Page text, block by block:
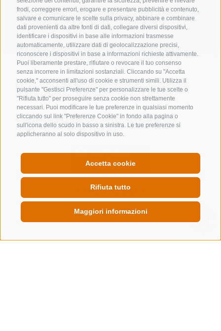
frodi, correggere errori, erogare e presentare pubblicità e contenuto,
salvare e comunicare le scelte sulla privacy, abbinare e combinare
dati provenienti da altre fonti di dati, collegare diversi dispositivi,
identificare i dispositivi in base alle informazioni trasmesse
automaticamente, utilizzare dati di geolocalizzazione precisi,
riconoscere i dispositivi in base a informazioni richieste attivamente.
Puoi liberamente prestare, rifiutare o revocare il tuo consenso
senza incorrere in limitazioni sostanziali. Cliccando su "Accetta
cookie," acconsenti all'uso di cookie e strumenti simili. Utilizza il
pulsante "Gestisci Preferenze" per personalizzare le tue scelte o
"Rifiuta tutto" per proseguire senza cookie non strettamente
necessari. Puoi modificare le tue preferenze in qualsiasi momento
cliccando sul link "Preferenze Cookie" in fondo alla pagina o
sull'icona dello scudo in basso a sinistra. Le tue preferenze si
applicheranno al solo dispositivo in uso.
Accetta cookie
Rifiuta tutto
Maggiori informazioni
Lista alloggi
CONTATTACI
+39 0472 632 372
info@colleisarco.org
QUICKLINKS